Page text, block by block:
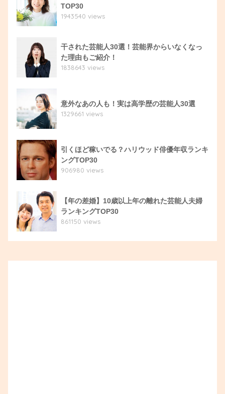
TOP30
1943540 views
干された芸能人30選！芸能界からいなくなっ
た理由もご紹介！
1838643 views
意外なあの人も！実は高学歴の芸能人30選
1329661 views
引くほど稼いでる？ハリウッド俳優年収ランキ
ングTOP30
906980 views
【年の差婚】10歳以上年の離れた芸能人夫婦
ランキングTOP30
861150 views